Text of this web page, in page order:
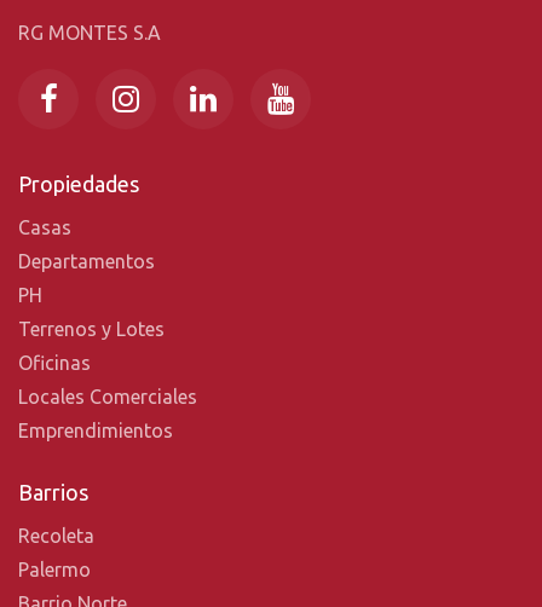
RG MONTES S.A
Propiedades
Casas
Departamentos
PH
Terrenos y Lotes
Oficinas
Locales Comerciales
Emprendimientos
Barrios
Recoleta
Palermo